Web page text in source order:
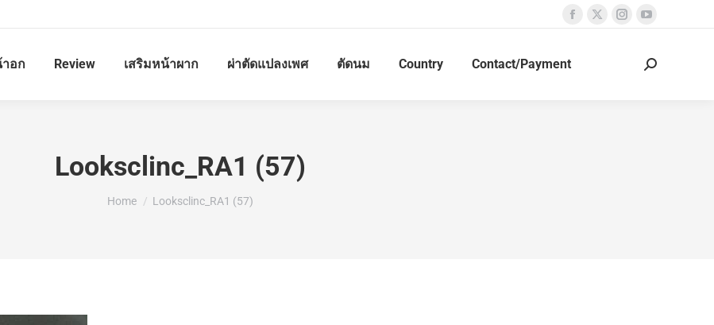
อก Review เสริมหน้าผาก ผ่าตัดแปลงเพศ ตัดนม Country Contact/Payment
Looksclinc_RA1 (57)
You are here:
Home Looksclinc_RA1 (57)